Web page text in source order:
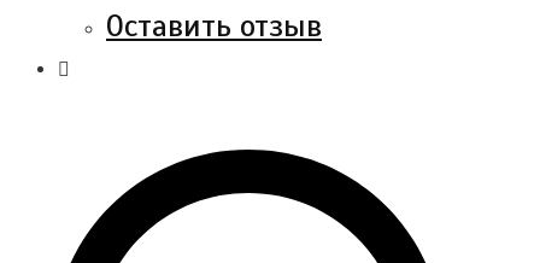
Оставить отзыв